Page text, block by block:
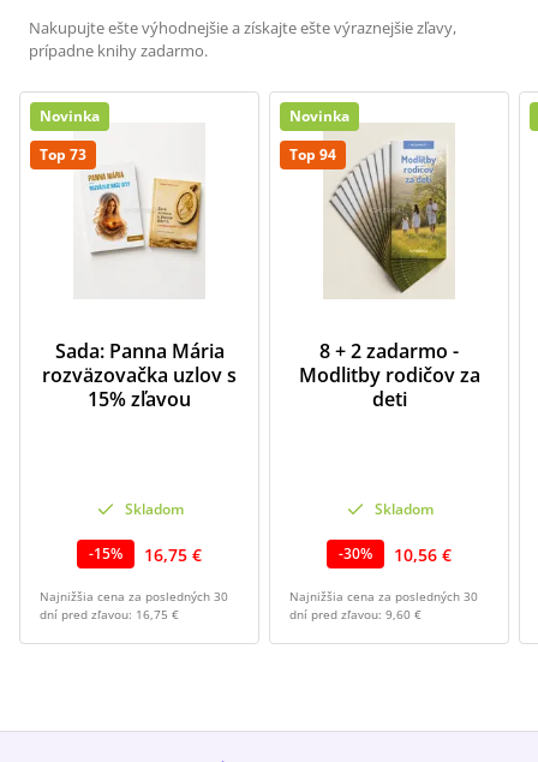
Nakupujte ešte výhodnejšie a získajte ešte výraznejšie zľavy,
prípadne knihy zadarmo.
Novinka
Top 73
Sada: Panna Mária
rozväzovačka uzlov s
15% zľavou
Skladom
-15% 16,75 €
Najnižšia cena za posledných 30
dní pred zľavou: 16,75 €
Novinka
Top 94
8 + 2 zadarmo -
Modlitby rodičov za
deti
Skladom
-30% 10,56 €
Najnižšia cena za posledných 30
dní pred zľavou: 9,60 €